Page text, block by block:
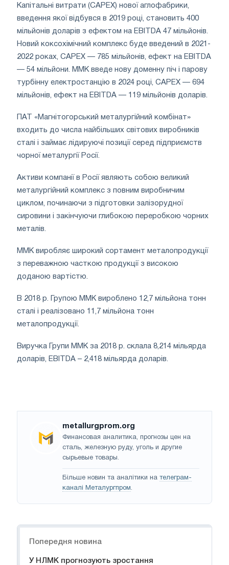
Капітальні витрати (CAPEX) нової аглофабрики,
введення якої відбувся в 2019 році, становить 400
мільйонів доларів з ефектом на EBITDA 47 мільйонів.
Новий коксохімічний комплекс буде введений в 2021-
2022 роках, CAPEX — 785 мільйонів, ефект на EBITDA
— 54 мільйони. ММК введе нову доменну піч і парову
турбінну електростанцію в 2024 році, CAPEX — 694
мільйонів, ефект на EBITDA — 119 мільйонів доларів.
ПАТ «Магнітогорський металургійний комбінат»
входить до числа найбільших світових виробників
сталі і займає лідируючі позиції серед підприємств
чорної металургії Росії.
Активи компанії в Росії являють собою великий
металургійний комплекс з повним виробничим
циклом, починаючи з підготовки залізорудної
сировини і закінчуючи глибокою переробкою чорних
металів.
ММК виробляє широкий сортамент металопродукції
з переважною часткою продукції з високою
доданою вартістю.
В 2018 р. Групою ММК вироблено 12,7 мільйона тонн
сталі і реалізовано 11,7 мільйона тонн
металопродукції.
Виручка Групи ММК за 2018 р. склала 8,214 мільярда
доларів, EBITDA – 2,418 мільярда доларів.
metallurgprom.org
Финансовая аналитика, прогнозы цен на
сталь, железную руду, уголь и другие
сырьевые товары.
Більше новин та аналітики на телеграм-
каналі Металургпром.
Попередня новина
У НЛМК прогнозують зростання